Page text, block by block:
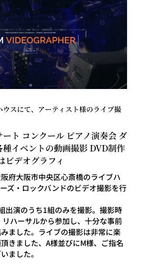
スにて、アーティスト様のライブ撮
ト コンクール ピアノ演奏会 ダ
種イベントの動画撮影 DVD制作
ビデオグラフィ
府大阪市中央区心斎橋のライブハ
ズ・ロックバンドのビデオ撮影を行
出演のうち1組のみを撮影。撮影時
ハーサルから参加し、十分な事前
ました。ライブの撮影は非常に楽
きました、A様並びにM様、ご指名
ました。